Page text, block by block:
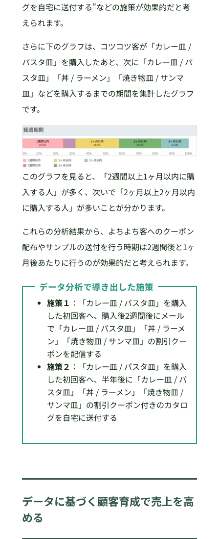
グを自宅に送付する”などの施策が効果的だと考
えられます。
さらに下のグラフは、コツコツ客が「カレー皿 /
パスタ皿」を購入したあと、次に「カレー皿 / パ
スタ皿」「丼 / ラーメン」「焼き物皿 / サンマ
皿」などを購入するまでの期間を集計したグラフ
です。
このグラフを見ると、「2週間以上1ヶ月以内に購
入する人」が多く、次いで「2ヶ月以上2ヶ月以内
に購入する人」が多いことが分かります。
これらの分析結果から、よちよち客へのクーポン
配布やサンプルの送付を行う時期は2週間後と1ヶ
月後あたりに行うのが効果的だと考えられます。
データ分析で導き出した施策
施策１ ：「カレー皿 / パスタ皿」を購入
した初回客へ、購入後2週間後にメール
で「カレー皿 / パスタ皿」「丼 / ラーメ
ン」「焼き物皿 / サンマ皿」の割引クー
ポンを配信する
施策２ ：「カレー皿 / パスタ皿」を購入
した初回客へ、半年後に「カレー皿 / パ
スタ皿」「丼 / ラーメン」「焼き物皿 /
サンマ皿」の割引クーポン付きのカタロ
グを自宅に送付する
データに基づく顧客育成で売上を高
める